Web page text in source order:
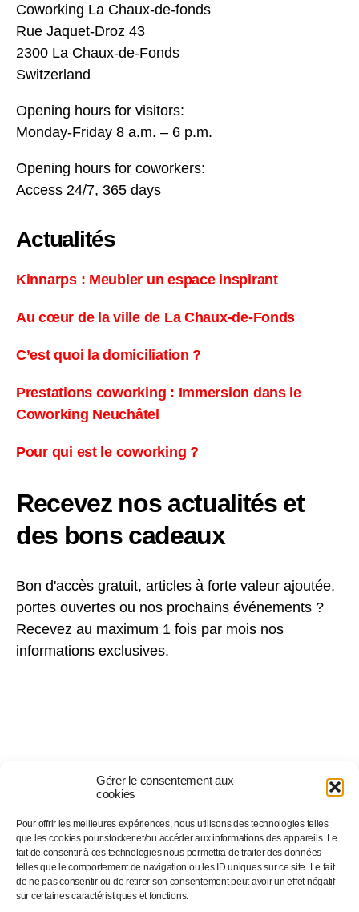
Gérer le consentement aux
cookies
Pour offrir les meilleures expériences, nous utilisons des technologies telles
que les cookies pour stocker et/ou accéder aux informations des appareils. Le
fait de consentir à ces technologies nous permettra de traiter des données
telles que le comportement de navigation ou les ID uniques sur ce site. Le fait
de ne pas consentir ou de retirer son consentement peut avoir un effet négatif
sur certaines caractéristiques et fonctions.
Coworking La Chaux-de-fonds
Rue Jaquet-Droz 43
2300 La Chaux-de-Fonds
Switzerland
Opening hours for visitors:
Monday-Friday 8 a.m. – 6 p.m.
Opening hours for coworkers:
Access 24/7, 365 days
Actualités
Kinnarps : Meubler un espace inspirant
Au cœur de la ville de La Chaux-de-Fonds
C’est quoi la domiciliation ?
Prestations coworking : Immersion dans le
Coworking Neuchâtel
Pour qui est le coworking ?
Recevez nos actualités et
des bons cadeaux
Bon d'accès gratuit, articles à forte valeur ajoutée,
portes ouvertes ou nos prochains événements ?
Recevez au maximum 1 fois par mois nos
informations exclusives.
Suivez-nous sur…
Facebook